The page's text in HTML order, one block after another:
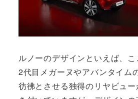
ルノーのデザインといえば、
2代目メガーヌやアバンタイム
彷彿とさせる独得のリヤビュ